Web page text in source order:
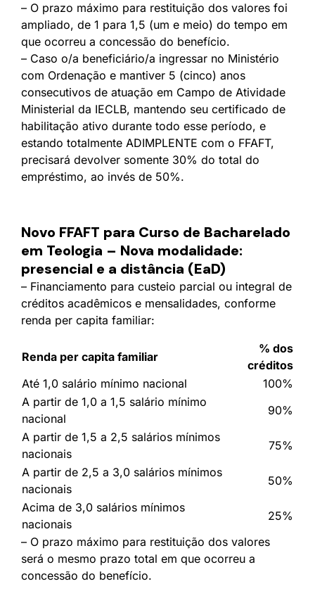
– O prazo máximo para restituição dos valores foi
ampliado, de 1 para 1,5 (um e meio) do tempo em
que ocorreu a concessão do benefício.
– Caso o/a beneficiário/a ingressar no Ministério
com Ordenação e mantiver 5 (cinco) anos
consecutivos de atuação em Campo de Atividade
Ministerial da IECLB, mantendo seu certificado de
habilitação ativo durante todo esse período, e
estando totalmente ADIMPLENTE com o FFAFT,
precisará devolver somente 30% do total do
empréstimo, ao invés de 50%.
Novo FFAFT para Curso de Bacharelado
em Teologia – Nova modalidade:
presencial e a distância (EaD)
– Financiamento para custeio parcial ou integral de
créditos acadêmicos e mensalidades, conforme
renda per capita familiar:
Renda per capita familiar
% dos
créditos
Até 1,0 salário mínimo nacional
100%
A partir de 1,0 a 1,5 salário mínimo
nacional
90%
A partir de 1,5 a 2,5 salários mínimos
nacionais
75%
A partir de 2,5 a 3,0 salários mínimos
nacionais
50%
Acima de 3,0 salários mínimos
nacionais
25%
– O prazo máximo para restituição dos valores
será o mesmo prazo total em que ocorreu a
concessão do benefício.